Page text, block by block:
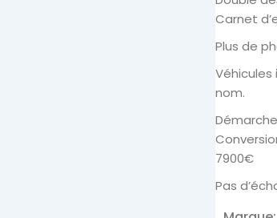
Carnet
Plus de
nom.
7900€
Pas